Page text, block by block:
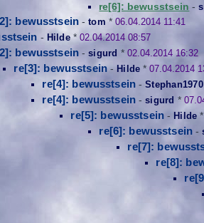
re[6]: bewusstsein -
bewusstsein -tom * 06.04.2014 11:41
- Hilde* 02.04.2014 08:57
bewusstsein -sigurd * 02.04.2014 16:32
re[3]: bewusstsein - Hilde *07.04.2014
re[4]: bewusstsein -Stephan1970
re[4]: bewusstsein -sigurd *
re[5]: bewusstsein - Hilde
re[6]: bewusstsein -
re[7]:
re[8]: